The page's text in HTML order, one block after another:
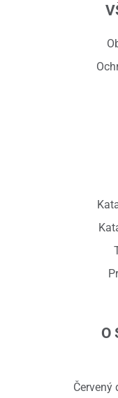
O
Červený